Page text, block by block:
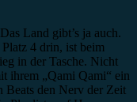
Land gibt’s ja auch.
4 drin, ist beim
in der Tasche. Nicht
ihrem „Qami Qami“ ein
Beats den Nerv der Zeit